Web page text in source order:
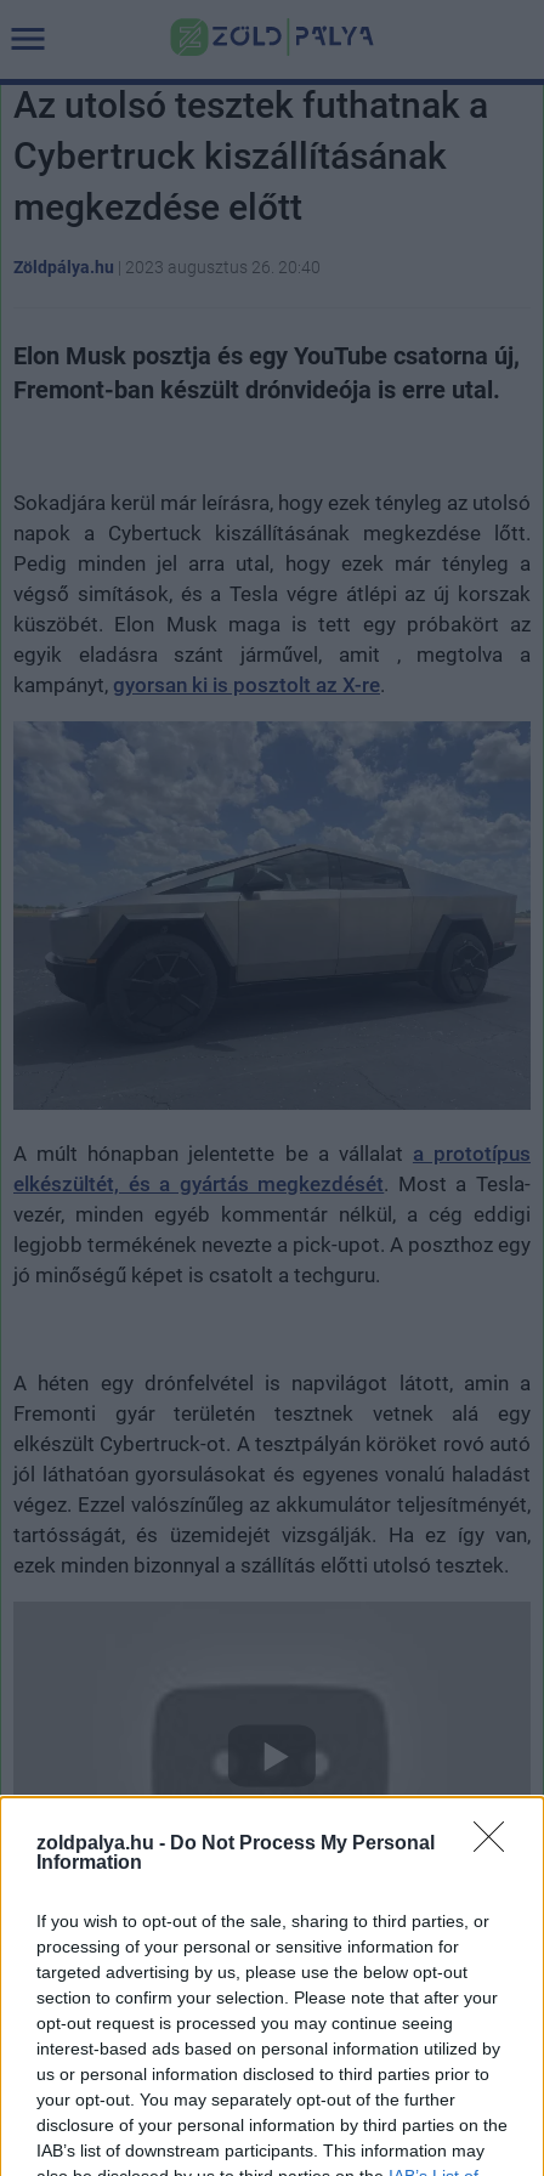
zoldpalya.hu - Do Not Process My Personal
Information
If you wish to opt-out of the sale, sharing to third parties, or
processing of your personal or sensitive information for
targeted advertising by us, please use the below opt-out
section to confirm your selection. Please note that after your
opt-out request is processed you may continue seeing
interest-based ads based on personal information utilized by
us or personal information disclosed to third parties prior to
your opt-out. You may separately opt-out of the further
disclosure of your personal information by third parties on the
IAB’s list of downstream participants. This information may
Az utolsó tesztek futhatnak a
Cybertruck kiszállításának
megkezdése előtt
Zöldpálya.hu | 2023 augusztus 26. 20:40
Elon Musk posztja és egy YouTube csatorna új,
Fremont-ban készült drónvideója is erre utal.
Sokadjára kerül már leírásra, hogy ezek tényleg az utolsó
napok a Cybertuck kiszállításának megkezdése lőtt.
Pedig minden jel arra utal, hogy ezek már tényleg a
végső simítások, és a Tesla végre átlépi az új korszak
küszöbét. Elon Musk maga is tett egy próbakört az
egyik eladásra szánt járművel, amit , megtolva a
kampányt, gyorsan ki is posztolt az X-re.
A múlt hónapban jelentette be a vállalat a prototípus
elkészültét, és a gyártás megkezdését. Most a Tesla-
vezér, minden egyéb kommentár nélkül, a cég eddigi
legjobb termékének nevezte a pick-upot. A poszthoz egy
jó minőségű képet is csatolt a techguru.
A héten egy drónfelvétel is napvilágot látott, amin a
Fremonti gyár területén tesztnek vetnek alá egy
elkészült Cybertruck-ot. A tesztpályán köröket rovó autó
jól láthatóan gyorsulásokat és egyenes vonalú haladást
végez. Ezzel valószínűleg az akkumulátor teljesítményét,
tartósságát, és üzemidejét vizsgálják. Ha ez így van,
ezek minden bizonnyal a szállítás előtti utolsó tesztek.
Amit még érdemes megjegyezni, hogy az új termék
egyelőre még nem kapta meg a kiszállításokhoz
szükséges EPA (Environmental Protection Agency)
energetikai tanúsítványt, de az utóbbi időben
megszaporodott sajtó megjelenések arra utalhatnak,
hogy már ennek a kiadása is a küszöbön van.